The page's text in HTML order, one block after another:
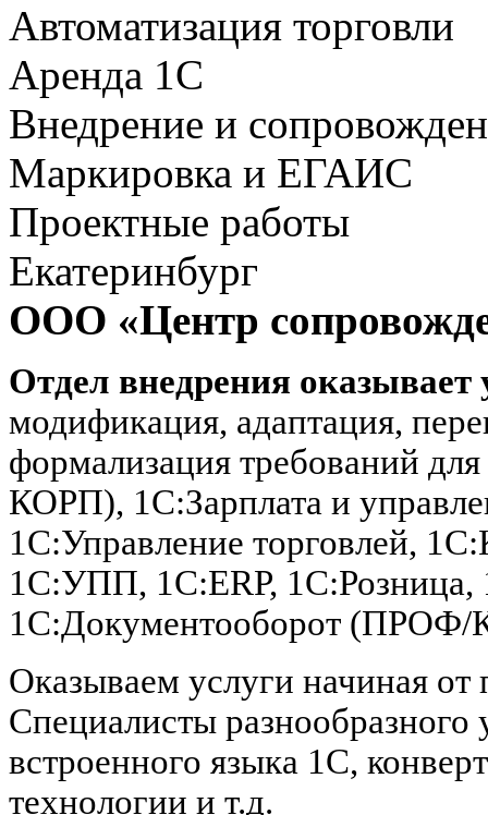
Автоматизация торговли
Аренда 1С
Внедрение и
Маркировка и ЕГАИС
Проектные работы
Екатеринбург
ООО «Центр
Отдел внедрения оказывает
модификация, адаптация,
формализация требований
КОРП), 1С:Зарплата и
1С:Управление торговлей,
1С:УПП, 1C:ERP,
1С:Документооборот
Оказываем услуги начиная
Специалисты
встроенного языка 1С,
технологии и т.д.